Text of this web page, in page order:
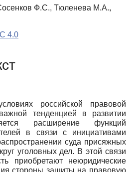
Ф.С., Тюленева М.А.,
4.0
российской правовой
важной тенденцией в развитии
расширение функций
в связи с инициативами
суда присяжных
уголовных дел. В этой связи
приобретают неюридические
стороны защиты на правовую